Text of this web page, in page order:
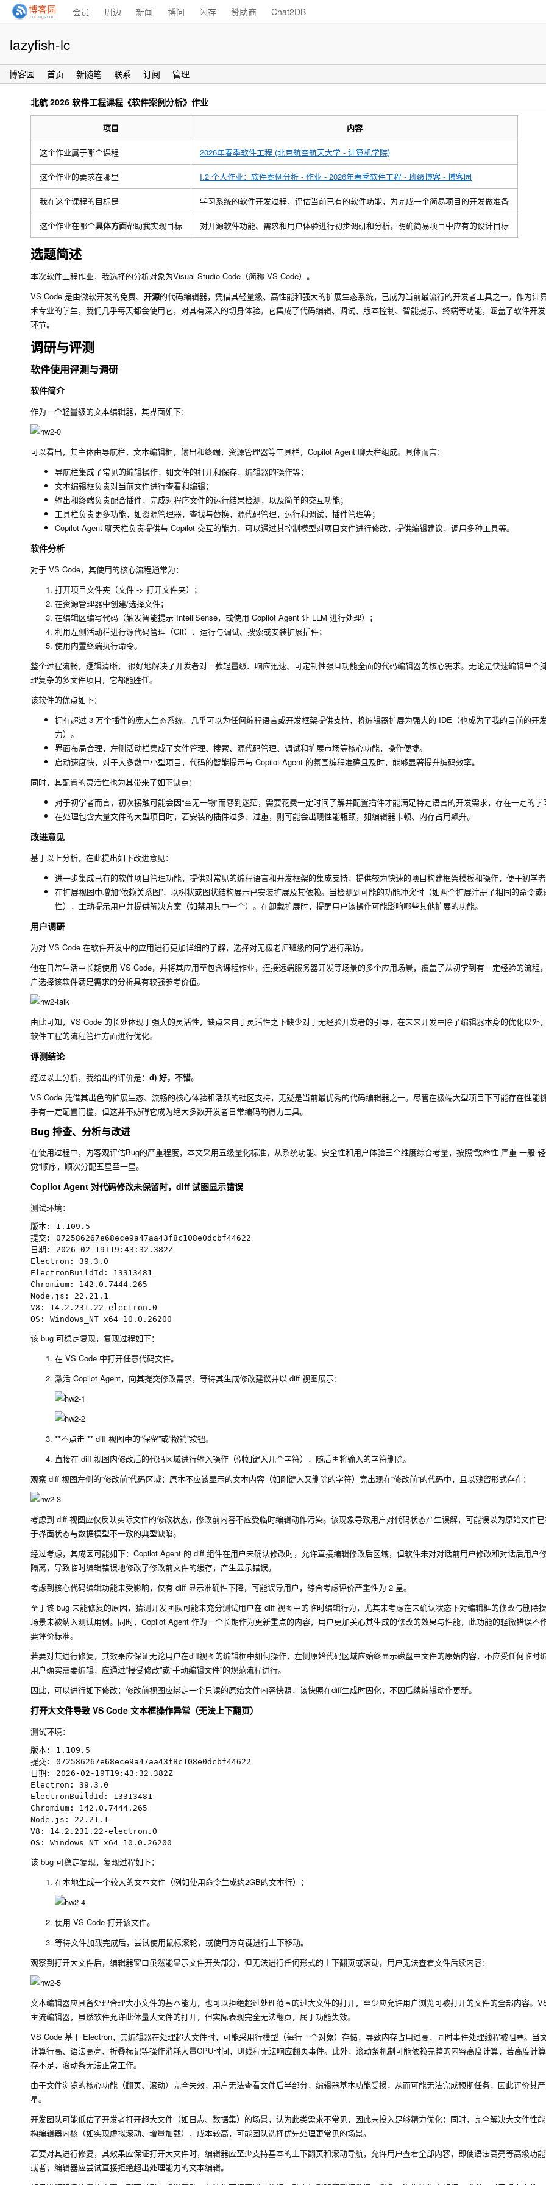
会员 周边 新闻 博问 闪存 赞助商 Chat2DB
lazyfish-lc
博客园 首页 新随笔 联系 订阅 管理
北航 2026 软件工程课程《软件案例分析》作业
项目 内容
这个作业属于哪个课程 2026年春季软件工程 (北京航空航天大学 - 计算机学院)
这个作业的要求在哪里 I.2 个人作业：软件案例分析 - 作业 - 2026年春季软件工程 - 班级博客 - 博客园
我在这个课程的目标是 学习系统的软件开发过程，评估当前已有的软件功能，为完成一个简易项目的开发做准备
这个作业在哪个具体方面帮助我实现目标 对开源软件功能、需求和用户体验进行初步调研和分析，明确简易项目中应有的设计目标
选题简述
本次软件工程作业，我选择的分析对象为Visual Studio Code（简称 VS Code）。
VS Code 是由微软开发的免费、 开源的代码编辑器，凭借其轻量级、高性能和强大的扩展生态系统，已成为当前最流行的开发者工具之一。作为计
术专业的学生，我们几乎每天都会使用它，对其有深入的切身体验。它集成了代码编辑、调试、版本控制、智能提示、终端等功能，涵盖了软件开
环节。
调研与评测
软件使用评测与调研
软件简介
作为一个轻量级的文本编辑器，其界面如下：
可以看出，其主体由导航栏，文本编辑框，输出和终端，资源管理器等工具栏，Copilot Agent 聊天栏组成。具体而言：
导航栏集成了常见的编辑操作，如文件的打开和保存，编辑器的操作等；
文本编辑框负责对当前文件进行查看和编辑；
输出和终端负责配合插件，完成对程序文件的运行结果检测，以及简单的交互功能；
工具栏负责更多功能，如资源管理器，查找与替换，源代码管理，运行和调试，插件管理等；
Copilot Agent 聊天栏负责提供与 Copilot 交互的能力，可以通过其控制模型对项目文件进行修改，提供编辑建议，调用多种工具等。
软件分析
对于 VS Code，其使用的核心流程通常为：
打开项目文件夹（文件 -> 打开文件夹）；
在资源管理器中创建/选择文件；
在编辑区编写代码（触发智能提示 IntelliSense，或使用 Copilot Agent 让 LLM 进行处理）；
利用左侧活动栏进行源代码管理（Git）、运行与调试、搜索或安装扩展插件；
使用内置终端执行命令。
整个过程流畅，逻辑清晰， 很好地解决了开发者对一款轻量级、响应迅速、可定制性强且功能全面的代码编辑器的核心需求。无论是快速编辑单个
理复杂的多文件项目，它都能胜任。
该软件的优点如下：
拥有超过 3 万个插件的庞大生态系统，几乎可以为任何编程语言或开发框架提供支持，将编辑器扩展为强大的 IDE（也成为了我的目前的开
力）。
界面布局合理，左侧活动栏集成了文件管理、搜索、源代码管理、调试和扩展市场等核心功能，操作便捷。
启动速度快，对于大多数中小型项目，代码的智能提示与 Copilot Agent 的氛围编程准确且及时，能够显著提升编码效率。
同时，其配置的灵活性也为其带来了如下缺点：
对于初学者而言，初次接触可能会因“空无一物”而感到迷茫，需要花费一定时间了解并配置插件才能满足特定语言的开发需求，存在一定的学
在处理包含大量文件的大型项目时，若安装的插件过多、过重，则可能会出现性能瓶颈，如编辑器卡顿、内存占用飙升。
改进意见
基于以上分析，在此提出如下改进意见：
进一步集成已有的软件项目管理功能，提供对常见的编程语言和开发框架的集成支持，提供较为快速的项目构建框架模板和操作，便于初学者
在扩展视图中增加“依赖关系图”，以树状或图状结构展示已安装扩展及其依赖。当检测到可能的功能冲突时（如两个扩展注册了相同的命令或
性），主动提示用户并提供解决方案（如禁用其中一个）。在卸载扩展时，提醒用户该操作可能影响哪些其他扩展的功能。
用户调研
为对 VS Code 在软件开发中的应用进行更加详细的了解，选择对无极老师班级的同学进行采访。
他在日常生活中长期使用 VS Code，并将其应用至包含课程作业，连接远端服务器开发等场景的多个应用场景，覆盖了从初学到有一定经验的流程
户选择该软件满足需求的分析具有较强参考价值。
由此可知，VS Code 的长处体现于强大的灵活性，缺点来自于灵活性之下缺少对于无经验开发者的引导，在未来开发中除了编辑器本身的优化以外
软件工程的流程管理方面进行优化。
评测结论
经过以上分析，我给出的评价是： d) 好，不错。
VS Code 凭借其出色的扩展生态、流畅的核心体验和活跃的社区支持，无疑是当前最优秀的代码编辑器之一。尽管在极端大型项目下可能存在性能
手有一定配置门槛，但这并不妨碍它成为绝大多数开发者日常编码的得力工具。
Bug 排查、分析与改进
在使用过程中，为客观评估Bug的严重程度，本文采用五级量化标准，从系统功能、安全性和用户体验三个维度综合考量，按照“致命性-严重-一般-
觉”顺序，顺次分配五星至一星。
Copilot Agent 对代码修改未保留时，diff 试图显示错误
测试环境：
版本: 1.109.5
提交: 072586267e68ece9a47aa43f8c108e0dcbf44622
日期: 2026-02-19T19:43:32.382Z
Electron: 39.3.0
ElectronBuildId: 13313481
Chromium: 142.0.7444.265
Node.js: 22.21.1
V8: 14.2.231.22-electron.0
该 bug 可稳定复现，复现过程如下：
在 VS Code 中打开任意代码文件。
激活 Copilot Agent，向其提交修改需求，等待其生成修改建议并以 diff 视图展示：
**不点击 ** diff 视图中的“保留”或“撤销”按钮。
直接在 diff 视图内修改后的代码区域进行输入操作（例如键入几个字符），随后再将输入的字符删除。
观察 diff 视图左侧的“修改前”代码区域：原本不应该显示的文本内容（如刚键入又删除的字符）竟出现在“修改前”的代码中，且以残留形式存在：
考虑到 diff 视图应仅反映实际文件的修改状态，修改前内容不应受临时编辑动作污染。该现象导致用户对代码状态产生误解，可能误以为原始文件
于界面状态与数据模型不一致的典型缺陷。
经过考虑，其成因可能如下：Copilot Agent 的 diff 组件在用户未确认修改时，允许直接编辑修改后区域，但软件未对对话前用户修改和对话后用户
隔离，导致临时编辑错误地修改了修改前文件的缓存，产生显示错误。
考虑到核心代码编辑功能未受影响，仅有 diff 显示准确性下降，可能误导用户，综合考虑评价严重性为 2 星。
至于该 bug 未能修复的原因，猜测开发团队可能未充分测试用户在 diff 视图中的临时编辑行为，尤其未考虑在未确认状态下对编辑框的修改与删除
场景未被纳入测试用例。同时，Copilot Agent 作为一个长期作为更新重点的内容，用户更加关心其生成的修改的效果与性能，此功能的轻微错误不
要评价标准。
若要对其进行修复，其效果应保证无论用户在diff视图的编辑框中如何操作，左侧原始代码区域应始终显示磁盘中文件的原始内容，不应受任何临时
用户确实需要编辑，应通过“接受修改”或“手动编辑文件”的规范流程进行。
因此，可以进行如下修改：修改前视图应绑定一个只读的原始文件内容快照，该快照在diff生成时固化，不因后续编辑动作更新。
打开大文件导致 VS Code 文本框操作异常（无法上下翻页）
测试环境：
版本: 1.109.5
提交: 072586267e68ece9a47aa43f8c108e0dcbf44622
日期: 2026-02-19T19:43:32.382Z
Electron: 39.3.0
ElectronBuildId: 13313481
Chromium: 142.0.7444.265
Node.js: 22.21.1
V8: 14.2.231.22-electron.0
该 bug 可稳定复现，复现过程如下：
在本地生成一个较大的文本文件（例如使用命令生成约2GB的文本行）：
使用 VS Code 打开该文件。
等待文件加载完成后，尝试使用鼠标滚轮，或使用方向键进行上下移动。
观察到打开大文件后，编辑器窗口虽然能显示文件开头部分，但无法进行任何形式的上下翻页或滚动，用户无法查看文件后续内容：
文本编辑器应具备处理合理大小文件的基本能力，也可以拒绝超过处理范围的过大文件的打开，至少应允许用户浏览可被打开的文件的全部内容。
主流编辑器，虽然软件允许此体量大文件的打开，但实际表现完全无法翻页，属于功能失效。
VS Code 基于 Electron，其编辑器在处理超大文件时，可能采用行模型（每行一个对象）存储，导致内存占用过高，同时事件处理线程被阻塞。当文
计算行高、语法高亮、折叠标记等操作消耗大量CPU时间，UI线程无法响应翻页事件。此外，滚动条机制可能依赖完整的内容高度计算，若高度计
存不足，滚动条无法正常工作。
由于文件浏览的核心功能（翻页、滚动）完全失效，用户无法查看文件后半部分，编辑器基本功能受损，从而可能无法完成预期任务，因此评价其
星。
开发团队可能低估了开发者打开超大文件（如日志、数据集）的场景，认为此类需求不常见，因此未投入足够精力优化；同时，完全解决大文件性
构编辑器内核（如实现虚拟滚动、增量加载），成本较高，可能团队选择优先处理更常见的场景。
若要对其进行修复，其效果应保证打开大文件时，编辑器应至少支持基本的上下翻页和滚动导航，允许用户查看全部内容，即使语法高亮等高级功能
或者，编辑器应尝试直接拒绝超出处理能力的文本编辑。